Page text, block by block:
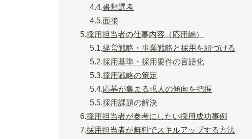
4.4.書類選考
4.5.面接
5.採用担当者の仕事内容（応用編）
5.1.経営戦略・事業戦略と採用を紐づける
5.2.採用基準・採用要件の言語化
5.3.採用戦略の策定
5.4.応募が集まる求人の傾向を把握
5.5.採用課題の解決
6.採用担当者が参考にしたい採用成功事例
7.採用担当者が無料でスキルアップする方法